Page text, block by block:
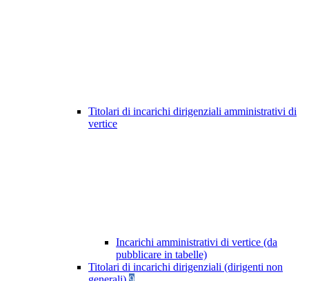
Titolari di incarichi dirigenziali amministrativi di
vertice
Incarichi amministrativi di vertice (da
pubblicare in tabelle)
Titolari di incarichi dirigenziali (dirigenti non